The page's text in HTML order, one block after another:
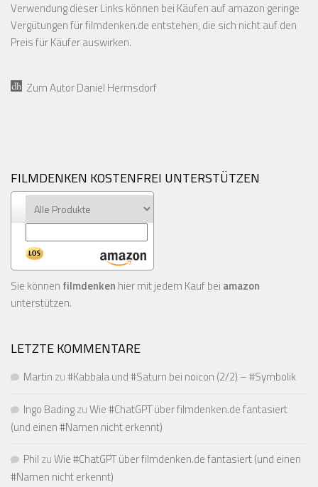
Verwendung dieser Links können bei Käufen auf amazon geringe
Vergütungen für filmdenken.de entstehen, die sich nicht auf den
Preis für Käufer auswirken.
Zum Autor Daniel Hermsdorf
FILMDENKEN KOSTENFREI UNTERSTÜTZEN
Sie können filmdenken hier mit jedem Kauf bei amazon
unterstützen.
LETZTE KOMMENTARE
Martin zu#Kabbala und #Saturn bei noicon (2/2) – #Symbolik
Ingo BadingzuWie #ChatGPT über filmdenken.de fantasiert
(und einen #Namen nicht erkennt)
Phil zuWie #ChatGPT über filmdenken.de fantasiert (und einen
#Namen nicht erkennt)